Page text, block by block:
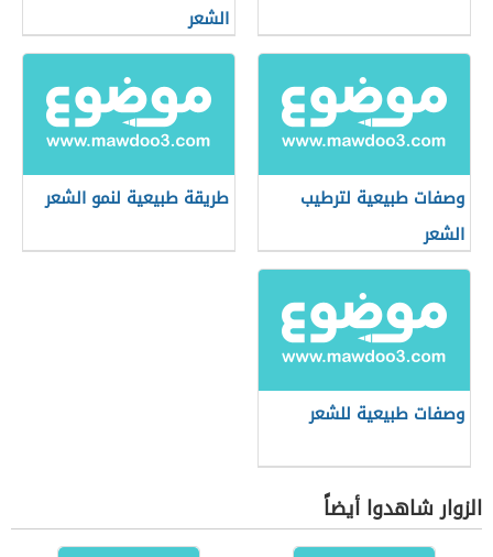
الشعر
وصفات طبيعية لترطيب
الشعر
طريقة طبيعية لنمو الشعر
وصفات طبيعية للشعر
الزوار شاهدوا أيضاً